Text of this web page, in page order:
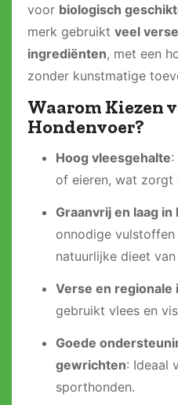
voor biologisch
merk gebruikt veel
ingrediënten, met een
zonder kunstmatige
Waarom Kiezen
Hondenvoer?
Hoog vleesgehalte:
of eieren, wat
Graanvrij en laag
onnodige
natuurlijke dieet van
Verse en regionale
gebruikt vlees en
Goede
gewrichten: Ideaal
sporthonden.